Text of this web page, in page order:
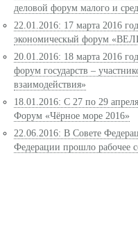
деловой форум малого и
22.01.2016: 17 марта 2016
экономическый форум
20.01.2016: 18 марта 2016
форум государств –
взаимодействия»
18.01.2016: С 27 по 29
Форум «Чёрное море 2016»
22.06.2016: В Совете
Федерации прошло рабочее